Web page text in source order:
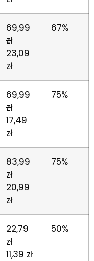
69,99
zł
23,09
zł
67%
69,99
zł
17,49
zł
75%
83,99
zł
20,99
zł
75%
22,79
zł
11,39 zł
50%